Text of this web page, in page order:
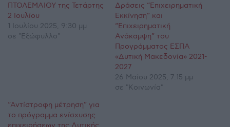
ΠΤΟΛΕΜΑΙΟΥ της Τετάρτης
2 Ιουλίου
1 Ιουλίου 2025, 9:30 μμ
σε "Εξώφυλλο"
Δράσεις “Επιχειρηματική
Εκκίνηση” και
“Επιχειρηματική
Ανάκαμψη” του
Προγράμματος ΕΣΠΑ
«Δυτική Μακεδονία» 2021-
2027
26 Μαΐου 2025, 7:15 μμ
σε "Κοινωνία"
“Αντίστροφη μέτρηση” για
το πρόγραμμα ενίσχυσης
επιχειρήσεων της Δυτικής